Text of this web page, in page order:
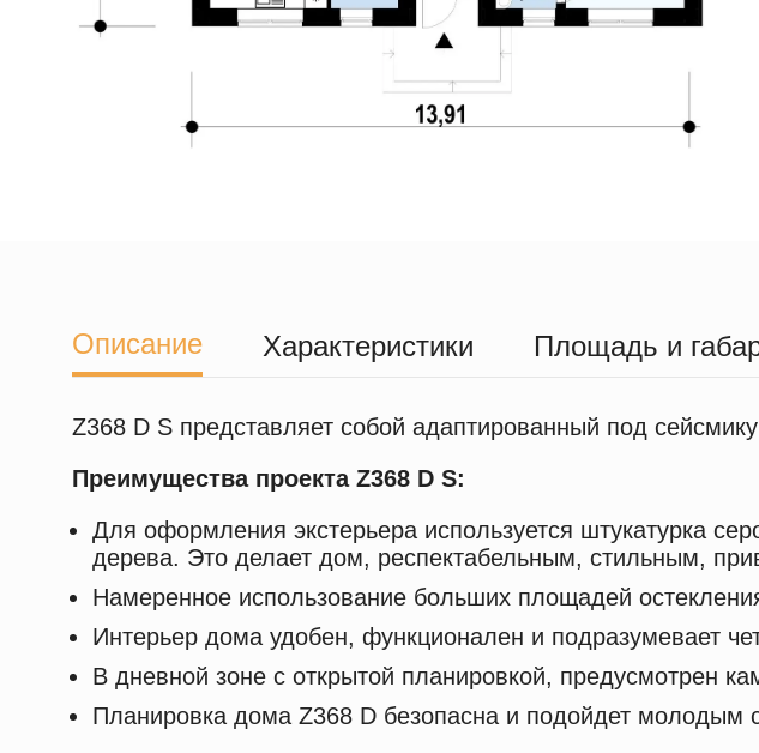
Описание Характеристики Площадь и
Z368 D S представляет собой адаптированный под
Преимущества проекта Z368 DS:
Для оформления экстерьера используется штукатурка
дерева. Это делает дом, респектабельным, стильным,
Намеренное использование больших площадей
Интерьер дома удобен, функционален и подразумевает
В дневной зоне с открытой планировкой, предусмотрен
Планировка дома Z368 D безопасна и подойдет молодым